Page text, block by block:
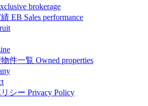
brokerage
EB Sales performance
件一覧 Owned properties
シー Privacy Policy